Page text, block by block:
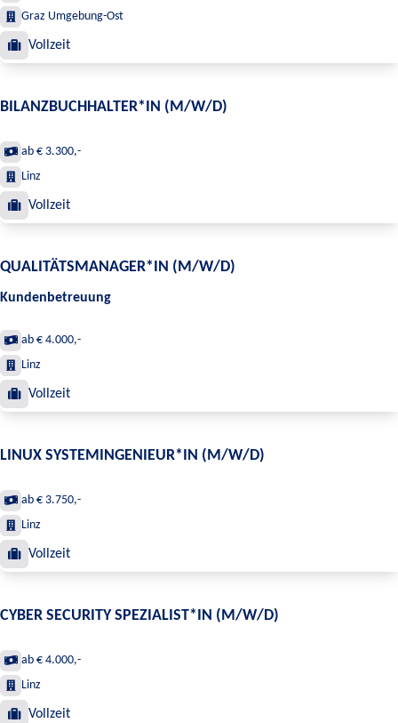
Graz Umgebung-Ost
Vollzeit
BILANZBUCHHALTER*IN (M/W/D)
ab € 3.300,-
Linz
Vollzeit
QUALITÄTSMANAGER*IN (M/W/D)
Kundenbetreuung
ab € 4.000,-
Linz
Vollzeit
LINUX SYSTEMINGENIEUR*IN (M/W/D)
ab € 3.750,-
Linz
Vollzeit
CYBER SECURITY SPEZIALIST*IN (M/W/D)
ab € 4.000,-
Linz
Vollzeit